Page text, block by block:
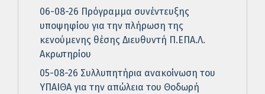
06-08-26 Πρόγραμμα συνέντευξης
υποψηφίου για την πλήρωση της
κενούμενης θέσης Διευθυντή Π.ΕΠΑ.Λ.
Ακρωτηρίου
05-08-26 Συλλυπητήρια ανακοίνωση του
ΥΠΑΙΘΑ για την απώλεια του Θοδωρή